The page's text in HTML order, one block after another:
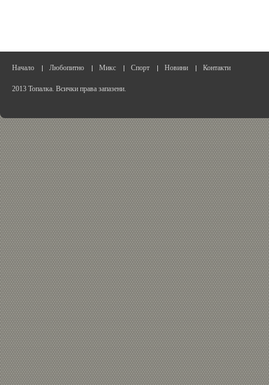
Начало Любопитно Микс Спорт Новини Контакти
2013 Топалка. Всички права запазени.